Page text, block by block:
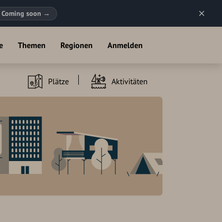
Coming soon →
Themen Regionen Anmelden
Plätze Aktivitäten